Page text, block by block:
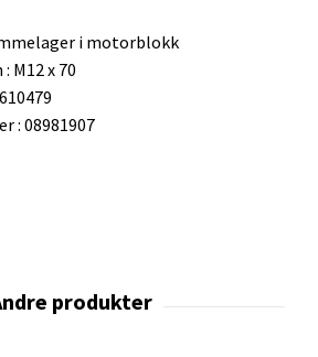
i motorblokk
M12 x 70
: 08981907